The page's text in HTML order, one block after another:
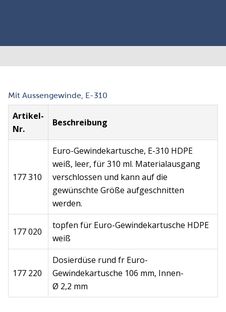
Mit Aussengewinde, E-310
Artikel-
Nr.
Beschreibung
177 310
Euro-Gewindekartusche, E-310 HDPE
weiß, leer, für 310 ml. Materialausgang
verschlossen und kann auf die
gewünschte Größe aufgeschnitten
werden.
177 020
topfen für Euro-Gewindekartusche HDPE
weiß
177 220
Dosierdüse rund fr Euro-
Gewindekartusche 106 mm, Innen-
Ø 2,2 mm